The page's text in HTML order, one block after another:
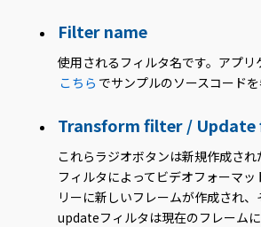
Filter name
使用されるフィルタ名です。アプ
こちら でサンプルのソースコード
Transform filter /
これらラジオボタンは新規作成さ
フィルタによってビデオフォーマ
リーに新しいフレームが作成され
updateフィルタは現在のフレームに